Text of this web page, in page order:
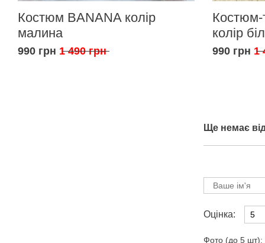
Костюм BANANA колір
малина
990 грн 1 490 грн
Костюм-
колір
990 грн 1
Ще немає
Оцінка:
Фото (до 5 шт):